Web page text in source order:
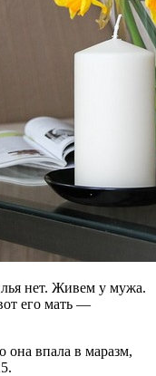
нет. Живем у мужа.
его мать —
она впала в маразм,